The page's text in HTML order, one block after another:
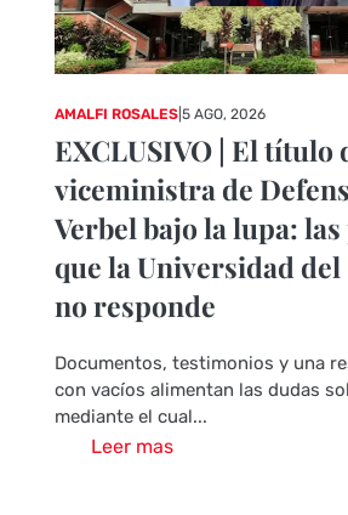
AMALFI ROSALES| 5 AGO, 2026
EXCLUSIVO | El título
viceministra de
Verbel bajo la lupa:
que la Universidad del
no responde
Documentos, testimonios y una
con vacíos alimentan las dudas
mediante el cual...
Leer mas